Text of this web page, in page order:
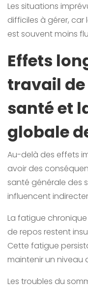
Les situations
difficiles à gérer,
est souvent moins
Effets
travail
santé et
globale
Au-delà des effets
avoir des
santé générale des
influencent
La fatigue chronique
de repos restent
Cette fatigue
maintenir un niveau
Les troubles du